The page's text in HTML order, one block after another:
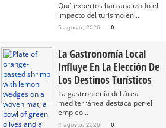
Qué expertos han analizado el
impacto del turismo en...
5 agosto, 2026 0
La Gastronomía Local
Influye En La Elección De
Los Destinos Turísticos
La gastronomía del área
mediterránea destaca por el
empleo...
4 agosto, 2026 0